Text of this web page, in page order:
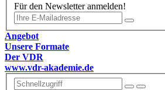
Für den Newsletter anmelden!
Angebot
Unsere Formate
Der VDR
www.vdr-akademie.de